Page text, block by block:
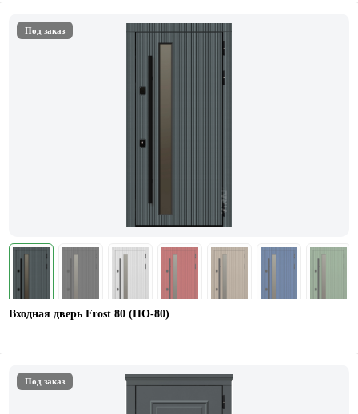
Под заказ
Входная дверь Frost 80 (НО-80)
Под заказ